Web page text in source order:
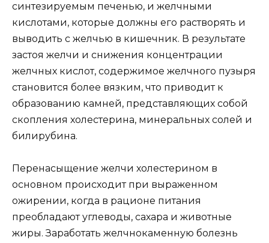
синтезируемым печенью, и желчными
кислотами, которые должны его растворять и
выводить с желчью в кишечник. В результате
застоя желчи и снижения концентрации
желчных кислот, содержимое желчного пузыря
становится более вязким, что приводит к
образованию камней, представляющих собой
скопления холестерина, минеральных солей и
билирубина.
Перенасыщение желчи холестерином в
основном происходит при выраженном
ожирении, когда в рационе питания
преобладают углеводы, сахара и животные
жиры. Заработать желчнокаменную болезнь